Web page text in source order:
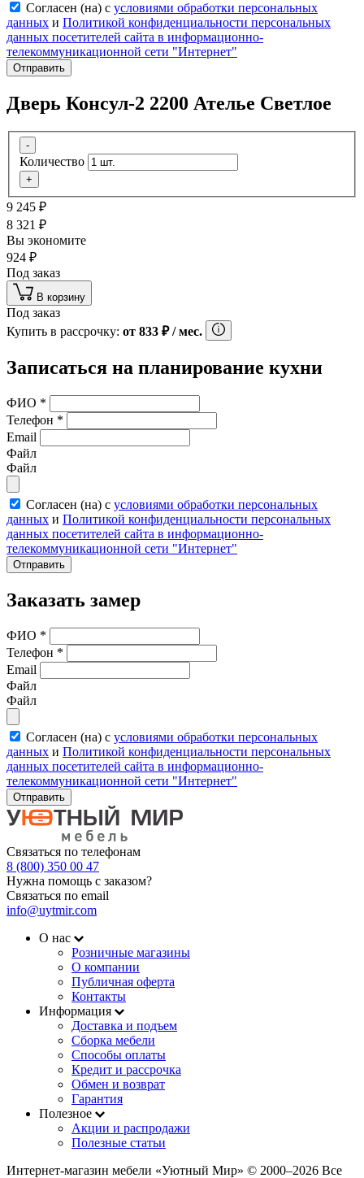
Согласен (на) с условиями обработки персональных
данных и Политикой конфиденциальности персональных
данных посетителей сайта в информационно-
телекоммуникационной сети "Интернет"
Отправить
Дверь Консул-2 2200 Ателье Светлое
-
Количество
+
9 245 ₽
8 321 ₽
Вы экономите
924 ₽
Под заказ
В корзину
Под заказ
Купить в рассрочку: от 833 ₽/ мес.
Записаться на планирование кухни
ФИО *
Телефон *
Email
Файл
Файл
Согласен (на) с условиями обработки персональных
данных и Политикой конфиденциальности персональных
данных посетителей сайта в информационно-
телекоммуникационной сети "Интернет"
Отправить
Заказать замер
ФИО *
Телефон *
Email
Файл
Файл
Согласен (на) с условиями обработки персональных
данных и Политикой конфиденциальности персональных
данных посетителей сайта в информационно-
телекоммуникационной сети "Интернет"
Отправить
Связаться по телефонам
8 (800) 350 00 47
Нужна помощь с заказом?
Связаться по email
info@uytmir.com
О нас
Розничные магазины
О компании
Публичная оферта
Контакты
Информация
Доставка и подъем
Сборка мебели
Способы оплаты
Кредит и рассрочка
Обмен и возврат
Гарантия
Полезное
Акции и распродажи
Полезные статьи
Интернет-магазин мебели «Уютный Мир» © 2000‒2026 Все